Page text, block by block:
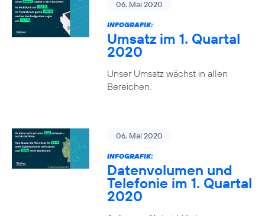
06. Mai 2020
INFOGRAFIK:
Umsatz im 1. Quartal
2020
Unser Umsatz wächst in allen
Bereichen.
06. Mai 2020
INFOGRAFIK:
Datenvolumen und
Telefonie im 1. Quartal
2020